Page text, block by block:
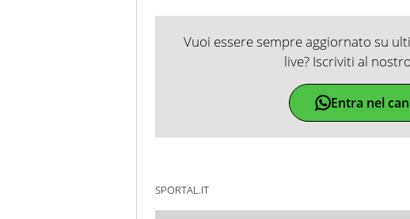
Vuoi essere sempre aggiornato su
live? Iscriviti al
Entra nel
SPORTAL.IT